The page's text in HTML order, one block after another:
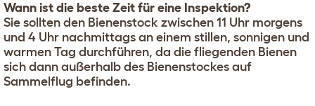
Wann ist die beste Zeit für eine Inspektion?
Sie sollten den Bienenstock zwischen 11 Uhr morgens
und 4 Uhr nachmittags an einem stillen, sonnigen und
warmen Tag durchführen, da die fliegenden Bienen
sich dann außerhalb des Bienenstockes auf
Sammelflug befinden.